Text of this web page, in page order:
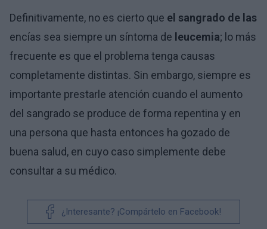
Definitivamente, no es cierto que el sangrado de las
encías sea siempre un síntoma de leucemia; lo más
frecuente es que el problema tenga causas
completamente distintas. Sin embargo, siempre es
importante prestarle atención cuando el aumento
del sangrado se produce de forma repentina y en
una persona que hasta entonces ha gozado de
buena salud, en cuyo caso simplemente debe
consultar a su médico.
¿Interesante? ¡Compártelo en Facebook!